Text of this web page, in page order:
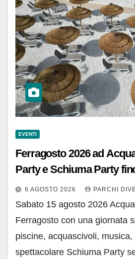
EVENTI
Ferragosto 2026 ad
Party e Schiuma Party
6 AGOSTO 2026 PARCHI
Sabato 15 agosto 2026
Ferragosto con una giornata
piscine, acquascivoli,
spettacolare Schiuma Party